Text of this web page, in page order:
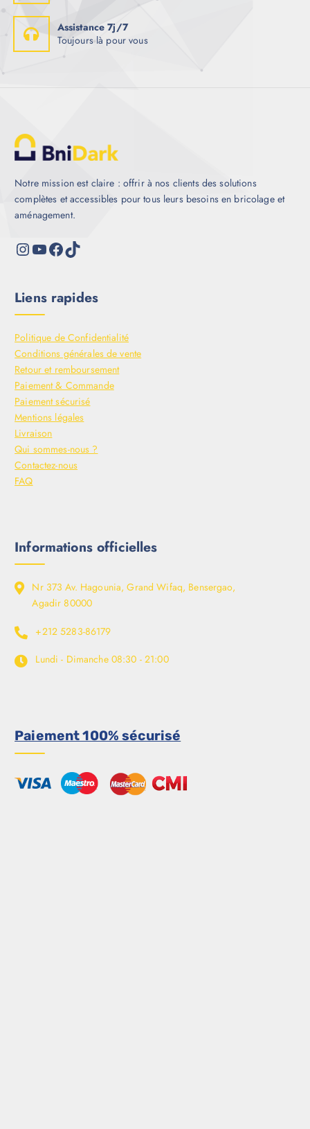
Assistance 7j/7
Toujours là pour vous
Notre mission est claire : offrir à nos clients des solutions
complètes et accessibles pour tous leurs besoins en bricolage et
aménagement.
Liens rapides
Politique de Confidentialité
Conditions générales de vente
Retour et remboursement
Paiement & Commande
Paiement sécurisé
Mentions légales
Livraison
Qui sommes-nous ?
Contactez-nous
FAQ
Informations officielles
Nr 373 Av. Hagounia, Grand Wifaq, Bensergao,
Agadir 80000
+212 5283-86179
Lundi - Dimanche 08:30 - 21:00
Paiement 100% sécurisé